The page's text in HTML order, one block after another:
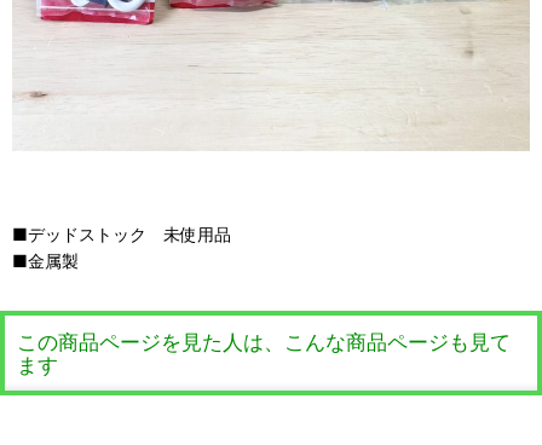
■デッドストック 未使用品
■金属製
この商品ページを見た人は、こんな商品ページも見て
ます